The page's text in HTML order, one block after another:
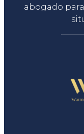
abogado